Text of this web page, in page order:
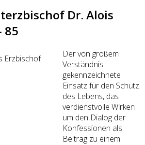
Dr. Alois
85
Der von großem
Verständnis
gekennzeichnete
Einsatz für den Schutz
des Lebens, das
verdienstvolle Wirken
um den Dialog der
Konfessionen als
Beitrag zu einem